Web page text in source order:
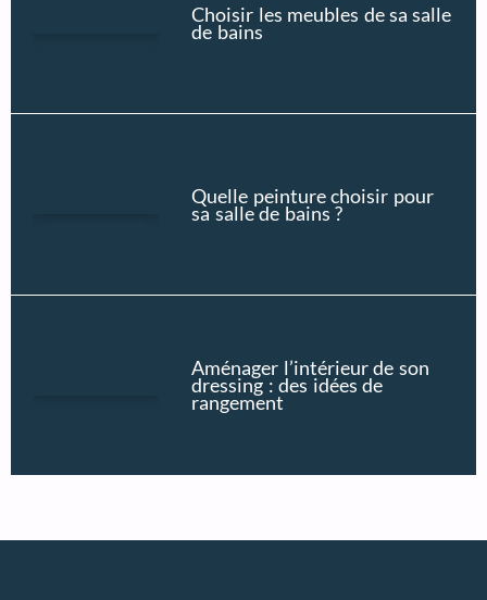
Choisir les meubles de sa salle
de bains
Quelle peinture choisir pour
sa salle de bains ?
Aménager l’intérieur de son
dressing : des idées de
rangement